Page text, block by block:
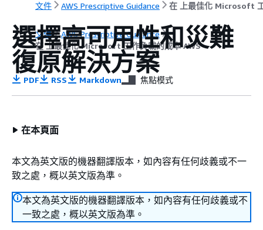
文件 AWS Prescriptive Guidance
文件
AWS Prescriptive Guidance
在 上最佳化 Microsoft 工作負載的成本 AWS
選擇高可用性和災難
復原解決方案
PDF RSS Markdown 焦點模式
在本頁面
本文為英文版的機器翻譯版本，如內容有任何歧義或不一
致之處，概以英文版為準。
本文為英文版的機器翻譯版本，如內容有任何歧義或不
一致之處，概以英文版為準。